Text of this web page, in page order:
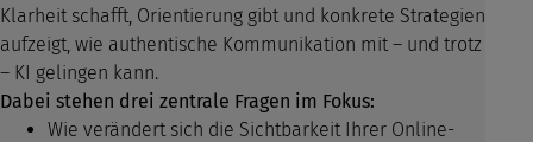
Klarheit schafft, Orientierung gibt und konkrete Strategien
aufzeigt, wie authentische Kommunikation mit – und trotz
– KI gelingen kann.
Dabei stehen drei zentrale Fragen im Fokus:
Wie verändert sich die Sichtbarkeit Ihrer Online-